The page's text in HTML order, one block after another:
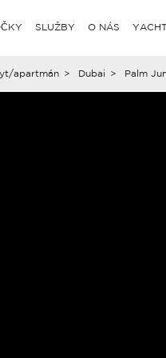
SLUŽBY O NÁS
apartmán > Dubai > Palm